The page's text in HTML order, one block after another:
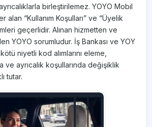
birleştirilemez. YOYO Mobil
alan “Kullanım Koşulları” ve “Üyelik
geçerlidir. Alınan hizmetten ve
YOYO sorumludur. İş Bankası ve YOY
niyetli kod alımlarını eleme,
ve ayrıcalık koşullarında değişiklik
tutar.